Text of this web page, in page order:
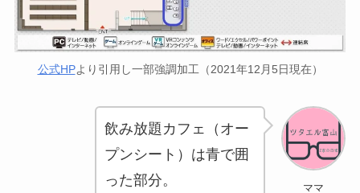
公式HPより引用し一部強調加工（2021年12月5日現在）
ママ
飲み放題カフェ（オー
プンシート）は青で囲
った部分。